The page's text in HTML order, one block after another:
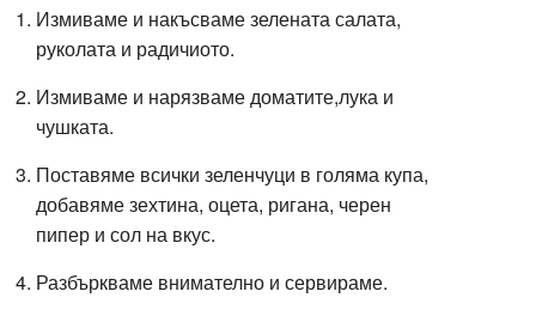
Измиваме и накъсваме зелената салата,
руколата и радичиото.
Измиваме и нарязваме доматите,лука и
чушката.
Поставяме всички зеленчуци в голяма купа,
добавяме зехтина, оцета, ригана, черен
пипер и сол на вкус.
Разбъркваме внимателно и сервираме.